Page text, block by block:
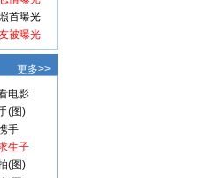
首曝光
被曝光
更多>>
电影
(图)
手
生子
(图)